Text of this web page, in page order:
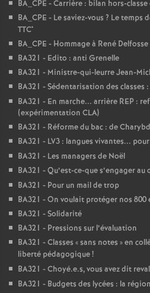
BA_CPE - Carrière : bilan hors-classe
BA_CPE - Le saviez-vous ? Le temps
TTC*
BA_CPE - Hommage à René Delfosse
BA321 - Edito : anti Grenelle
BA321 - Ministre-qui-leurre Jean-
BA321 - Sédentarisation des classes
BA321 - En marche... arrière REP :
(expérimentation CLA)
BA321 - Réforme du bac : de
BA321 - LV3 : langues vivantes...
BA321 - Les managers de Noël
BA321 - Qu’est-ce-que s’engager
BA321 - Pour un mail de trop
BA321 - On voulait protéger nos 800
BA321 - Solidarité
BA321 - Pressions sur l’évaluation
BA321 - Classes «sans notes » en
liberté pédagogique!
BA321 - Choyé.e.s, vous avez dit
BA321 - Budgets des lycées : la